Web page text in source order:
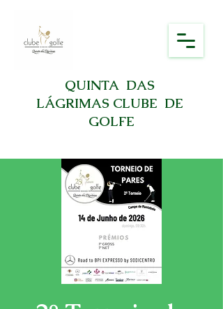
QUINTA DAS
LÁGRIMAS CLUBE DE
GOLFE